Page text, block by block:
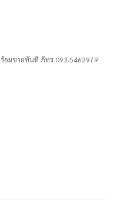
อมขายทันที ภัทร 093.5462979